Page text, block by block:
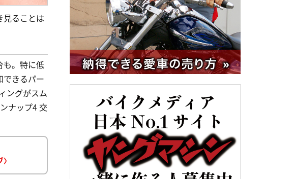
見ることは
も。特に低
できるパー
ングがスム
ナップ4 交